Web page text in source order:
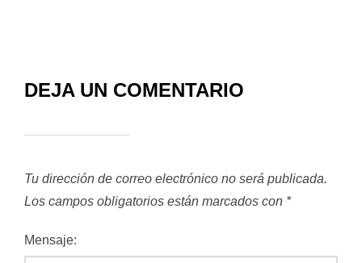
DEJA UN COMENTARIO
Tu dirección de correo electrónico no será publicada.
Los campos obligatorios están marcados con *
Mensaje: